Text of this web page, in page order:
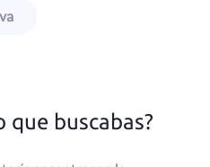
que buscabas?